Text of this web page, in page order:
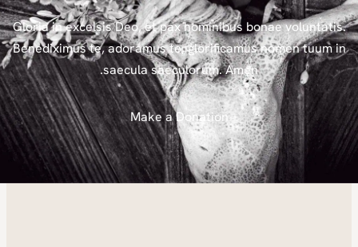
Gloria in excelsis Deo, et pax hominibus bonae voluntatis.
Benediximus te, adoramus te, glorificamus nomen tuum in
saecula saeculorum. Amen.
Make a Donation